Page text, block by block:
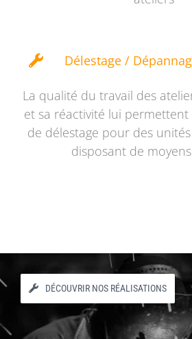
Délestage /
La qualité du travail des
et sa réactivité lui permettent
de délestage pour des
disposant de
DÉCOUVRIR NOS RÉALISATIONS